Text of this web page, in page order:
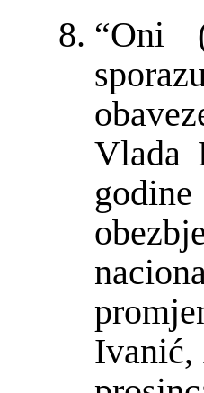
“Oni
Vlada
Ivanić,